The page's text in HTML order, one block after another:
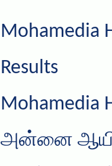
Mohamedia
Results
Mohamedia
அன்னை